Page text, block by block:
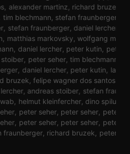
alexander martinz richard bruzek
tim blechmann stefan fraunberger
stefan fraunberger daniel lercher
matthias markovsky wolfgang musil
daniel lercher peter kutin
peter
peter seher tim blechmann
daniel lercher peter kutin
lars
bruzek felipe wagner dos santos
andreas stoiber
stefan
helmut kleinfercher dino spiluttini
peter seher peter seher peter
peter seher peter seher peter
fraunberger richard bruzek peter